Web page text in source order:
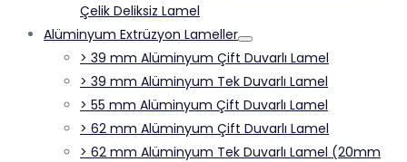
Çelik Deliksiz Lamel
Alüminyum Extrüzyon Lameller
> 39 mm Alüminyum Çift Duvarlı Lamel
> 39 mm Alüminyum Tek Duvarlı Lamel
> 55 mm Alüminyum Çift Duvarlı Lamel
> 62 mm Alüminyum Çift Duvarlı Lamel
> 62 mm Alüminyum Tek Duvarlı Lamel (20mm